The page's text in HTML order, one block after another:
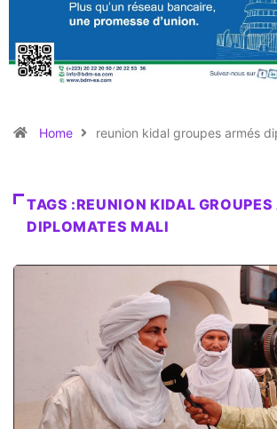
Home reunion kidal groupes armés
TAGS :REUNION KIDAL GROUPES
DIPLOMATES MALI